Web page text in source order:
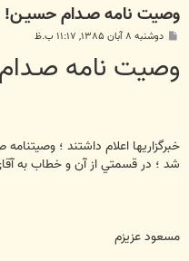
وصيت نامه صـدام حسيـن!
دوشنبه ۸ آبان ۱۳۸۵, ۱۱:۱۷ ب.ظ
وصيت نامه
خبرگزاريها اعلام داشتند ؛
شد ؛ در قسمتي از آن و خطاب به
مسعود عزيزم